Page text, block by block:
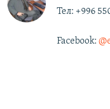
Тел: +996
Facebook: